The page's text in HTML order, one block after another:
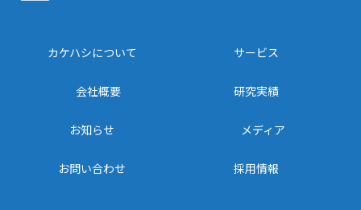
カケハシについて サービス
会社概要 研究実績
お知らせ メディア
お問い合わせ 採用情報